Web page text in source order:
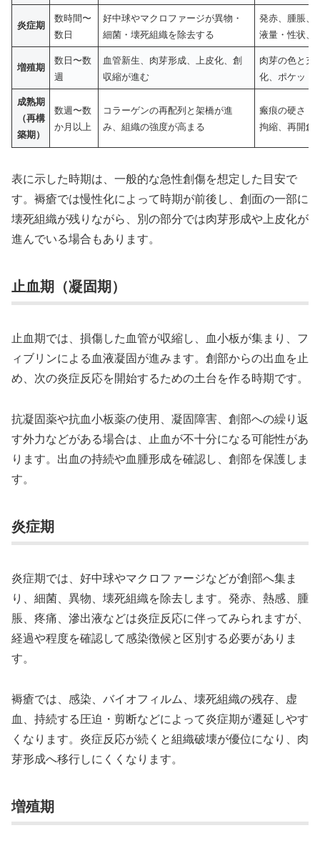
炎症期
数時間〜
数日
好中球やマクロファージが異物・
細菌・壊死組織を除去する
発赤、腫脹、
液量・性状、
増殖期
数日〜数
週
血管新生、肉芽形成、上皮化、創
収縮が進む
肉芽の色と充
化、ポケット
成熟期
（再構
築期）
数週〜数
か月以上
コラーゲンの再配列と架橋が進
み、組織の強度が高まる
瘢痕の硬さ・
拘縮、再開創
表に示した時期は、一般的な急性創傷を想定した目安で
す。褥瘡では慢性化によって時期が前後し、創面の一部に
壊死組織が残りながら、別の部分では肉芽形成や上皮化が
進んでいる場合もあります。
止血期（凝固期）
止血期では、損傷した血管が収縮し、血小板が集まり、フ
ィブリンによる血液凝固が進みます。創部からの出血を止
め、次の炎症反応を開始するための土台を作る時期です。
抗凝固薬や抗血小板薬の使用、凝固障害、創部への繰り返
す外力などがある場合は、止血が不十分になる可能性があ
ります。出血の持続や血腫形成を確認し、創部を保護しま
す。
炎症期
炎症期では、好中球やマクロファージなどが創部へ集ま
り、細菌、異物、壊死組織を除去します。発赤、熱感、腫
脹、疼痛、滲出液などは炎症反応に伴ってみられますが、
経過や程度を確認して感染徴候と区別する必要がありま
す。
褥瘡では、感染、バイオフィルム、壊死組織の残存、虚
血、持続する圧迫・剪断などによって炎症期が遷延しやす
くなります。炎症反応が続くと組織破壊が優位になり、肉
芽形成へ移行しにくくなります。
増殖期